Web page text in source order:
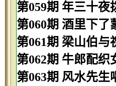
第059期 年三十夜
第060期 酒里下了
第061期 梁山伯与
第062期 牛郎配织
第063期 风水先生